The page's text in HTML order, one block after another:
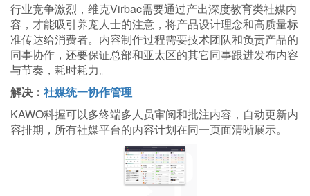
行业竞争激烈，维克Virbac需要通过产出深度教育类社媒内
容，才能吸引养宠人士的注意，将产品设计理念和高质量标
准传达给消费者。内容制作过程需要技术团队和负责产品的
同事协作，还要保证总部和亚太区的其它同事跟进发布内容
与节奏，耗时耗力。
解决： 社媒统一协作管理
KAWO科握可以多终端多人员审阅和批注内容，自动更新内
容排期，所有社媒平台的内容计划在同一页面清晰展示。